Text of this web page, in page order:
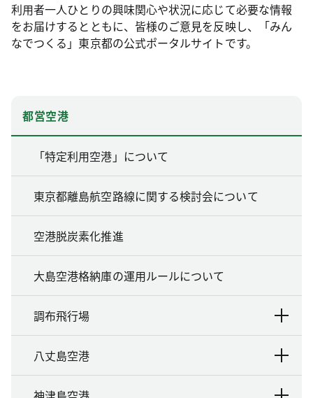
利用者一人ひとりの興味関心や状況に応じて必要な情報
をお届けするとともに、皆様のご意見を反映し、「みん
なでつくる」東京都の公式ポータルサイトです。
都営空港
「特定利用空港」について
東京都離島航空路線に関する検討会について
空港脱炭素化推進
大島空港格納庫の運用ルールについて
調布飛行場
八丈島空港